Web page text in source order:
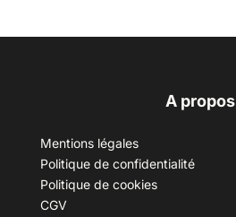
A propos
Mentions légales
Politique de confidentialité
Politique de cookies
CGV